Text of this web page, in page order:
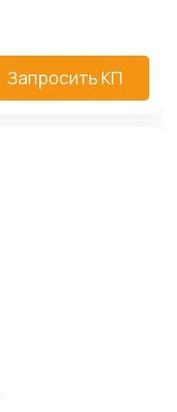
Запросить КП